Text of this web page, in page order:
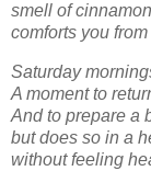
smell of
comforts you
Saturday
A moment to
And to prepare a
but does so in a
without feeling